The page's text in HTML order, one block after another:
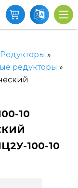
Редукторы »
редукторы »
10
100-10